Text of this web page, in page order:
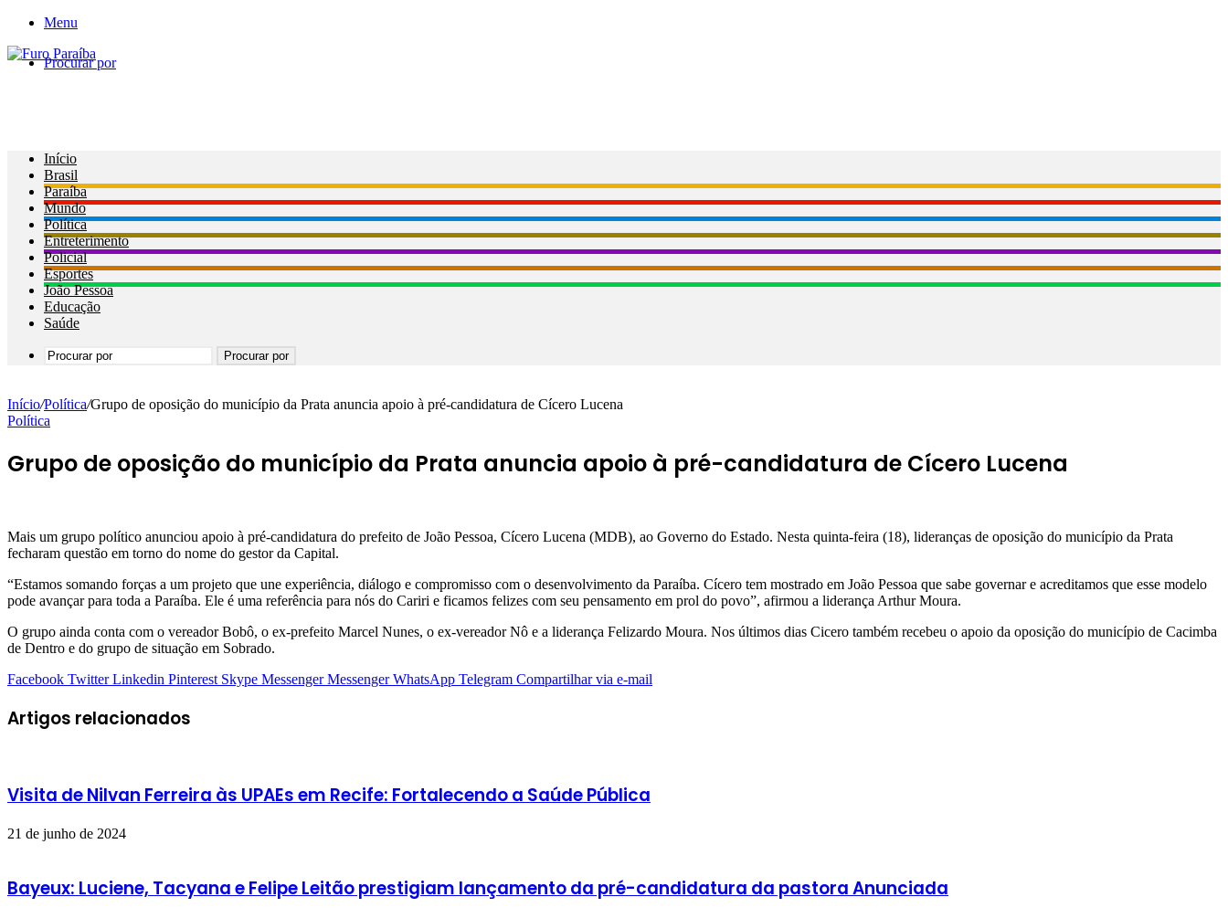
Menu
Procurar por
Início
Brasil
Paraíba
Mundo
Política
Entreterimento
Policial
Esportes
João Pessoa
Educação
Saúde
Procurar por
Início/Política/Grupo de oposição do município da Prata anuncia apoio à pré-candidatura de Cícero Lucena
Política
Grupo de oposição do município da Prata anuncia apoio à pré-candidatura de Cícero Lucena
Mais um grupo político anunciou apoio à pré-candidatura do prefeito de João Pessoa, Cícero Lucena (MDB), ao Governo do Estado. Nesta quinta-feira (18), lideranças de oposição do município da Prata
fecharam questão em torno do nome do gestor da Capital.
“Estamos somando forças a um projeto que une experiência, diálogo e compromisso com o desenvolvimento da Paraíba. Cícero tem mostrado em João Pessoa que sabe governar e acreditamos que esse modelo
pode avançar para toda a Paraíba. Ele é uma referência para nós do Cariri e ficamos felizes com seu pensamento em prol do povo”, afirmou a liderança Arthur Moura.
O grupo ainda conta com o vereador Bobô, o ex-prefeito Marcel Nunes, o ex-vereador Nô e a liderança Felizardo Moura. Nos últimos dias Cicero também recebeu o apoio da oposição do município de Cacimba
de Dentro e do grupo de situação em Sobrado.
Facebook Twitter Linkedin Pinterest Skype Messenger Messenger WhatsApp Telegram Compartilhar via e-mail
Artigos relacionados
Visita de Nilvan Ferreira às UPAEs em Recife: Fortalecendo a Saúde Pública
21 de junho de 2024
Bayeux: Luciene, Tacyana e Felipe Leitão prestigiam lançamento da pré-candidatura da pastora Anunciada